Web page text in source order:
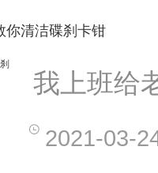
你清洁碟刹卡钳
我上班给
2021-03-